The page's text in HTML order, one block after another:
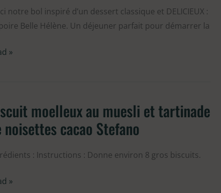
notre bol inspiré d’un dessert classique et DELICIEUX :
Belle Hélène. Un déjeuner parfait pour démarrer la
»
moelleux au muesli et tartinade
noisettes cacao Stefano
: Instructions : Donne environ 8 gros biscuits.
»